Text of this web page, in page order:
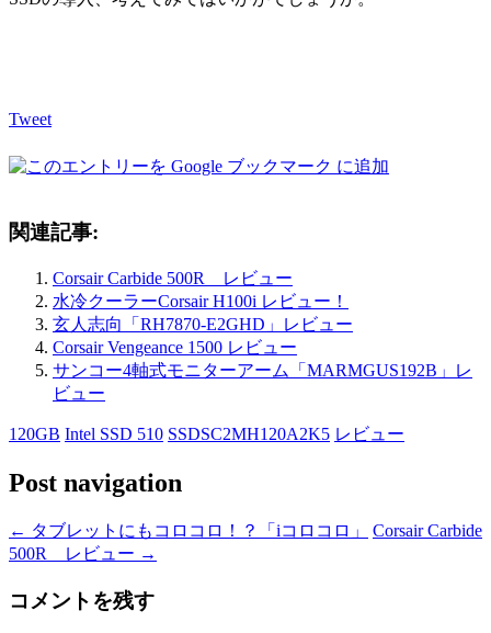
Tweet
関連記事:
Corsair Carbide 500R レビュー
水冷クーラーCorsair H100i レビュー！
玄人志向「RH7870-E2GHD」レビュー
Corsair Vengeance 1500 レビュー
サンコー4軸式モニターアーム「MARMGUS192B」レ
ビュー
120GB Intel SSD 510 SSDSC2MH120A2K5 レビュー
Post navigation
← タブレットにもコロコロ！？「iコロコロ」
Corsair Carbide
500R レビュー →
コメントを残す